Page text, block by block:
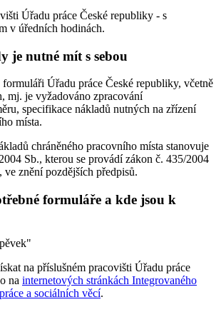
Úřadu práce České republiky - s
v úředních hodinách.
je nutné mít s sebou
Úřadu práce České republiky, včetně
mj. je vyžadováno zpracování
specifikace nákladů nutných na zřízení
místa.
chráněného pracovního místa stanovuje
Sb., kterou se provádí zákon č. 435/2004
ve znění pozdějších předpisů.
formuláře a kde jsou k
na příslušném pracovišti Úřadu práce
na internetových stránkách Integrovaného
a sociálních věcí.